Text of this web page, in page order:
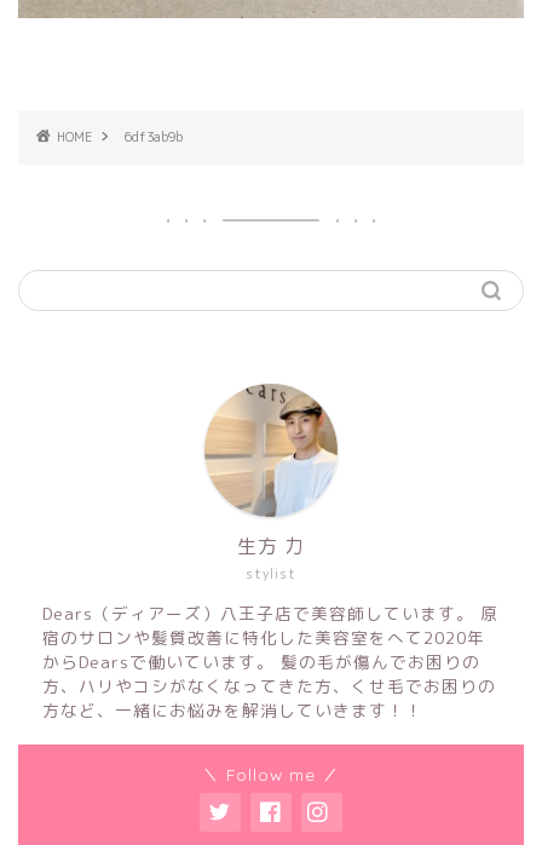
HOME 6df3ab9b
stylist
生方 力
Dears（ディアーズ）八王子店で美容師しています。 原
宿のサロンや髪質改善に特化した美容室をへて2020年
からDearsで働いています。 髪の毛が傷んでお困りの
方、ハリやコシがなくなってきた方、くせ毛でお困りの
方など、一緒にお悩みを解消していきます！！
＼ Follow me ／